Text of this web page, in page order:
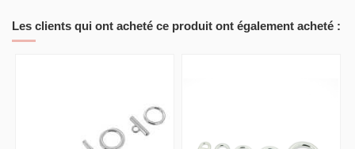
Les clients qui ont acheté ce produit ont également acheté :